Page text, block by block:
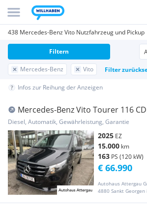
438 Mercedes-Benz Vito Nutzfahrzeug und Pickup
Mercedes-Benz Vito Filter
Filtern
Infos zur Reihung der Anzeigen
Mercedes-Benz Vito Tourer 116
lang °9.Sitzer° Transporter /
Diesel, Automatik, Gewährleistung, Garantie
2025 EZ
15.000 km
163 PS (120 kW)
Autohaus Attergau
4880 Sankt
€ 66.990